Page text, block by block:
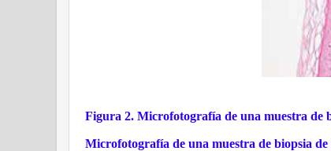
Figura 2. Microfotografía de una muestra de
Microfotografía de una muestra de biopsia